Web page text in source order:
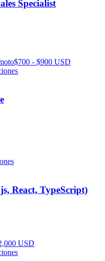
Specialist
$700 - $900 USD
React, TypeScript)
USD